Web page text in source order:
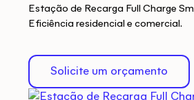
Estação de Recarga Full Charge
Eficiência residencial e comercial.
Solicite um orçamento